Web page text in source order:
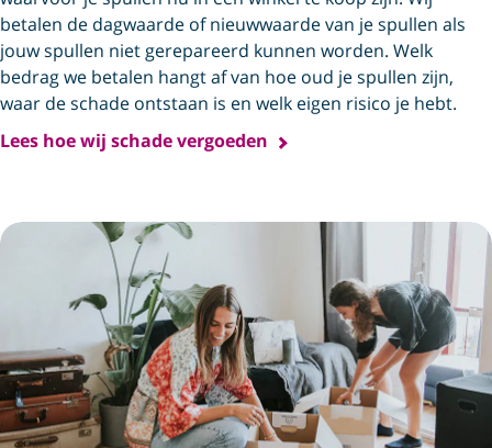
betalen de dagwaarde of nieuwwaarde van je spullen als
jouw spullen niet gerepareerd kunnen worden. Welk
bedrag we betalen hangt af van hoe oud je spullen zijn,
waar de schade ontstaan is en welk eigen risico je hebt.
Lees hoe wij schade vergoeden